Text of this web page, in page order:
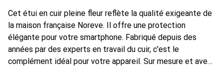
Cet étui en cuir pleine fleur reflète la qualité exigeante de
la maison française Noreve. Il offre une protection
élégante pour votre smartphone. Fabriqué depuis des
années par des experts en travail du cuir, c'est le
complément idéal pour votre appareil. Sur mesure et avec